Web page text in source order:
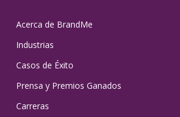
Acerca de BrandMe
Industrias
Casos de Éxito
Prensa y Premios Ganados
Carreras